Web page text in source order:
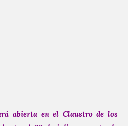
abierta en el Claustro de los